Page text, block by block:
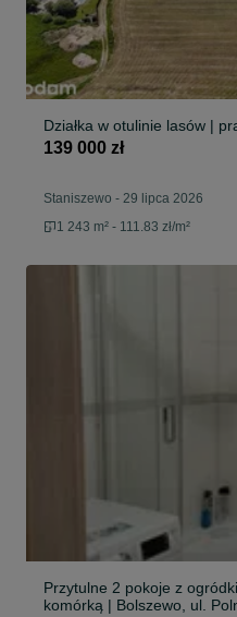
Działka w otulinie lasów |
139 000 zł
Staniszewo - 29 lipca 2026
1 243 m² - 111.83 zł/m²
Przytulne 2 pokoje z
komórką | Bolszewo, ul.